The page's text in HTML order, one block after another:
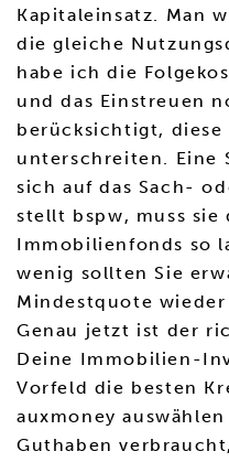
Kapitaleinsatz. Man
die gleiche
habe ich die
und das Einstreuen
berücksichtigt, diese
unterschreiten. Eine
sich auf das Sach-
stellt bspw, muss sie
Immobilienfonds so
wenig sollten Sie
Mindestquote
Genau jetzt ist der
Deine Immobilien-
Vorfeld die besten
auxmoney
Guthaben